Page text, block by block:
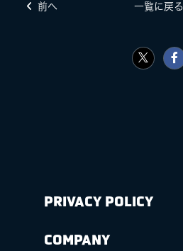
MASA BLOG
前へ 一覧に戻る
PRIVACY POLICY
COMPANY